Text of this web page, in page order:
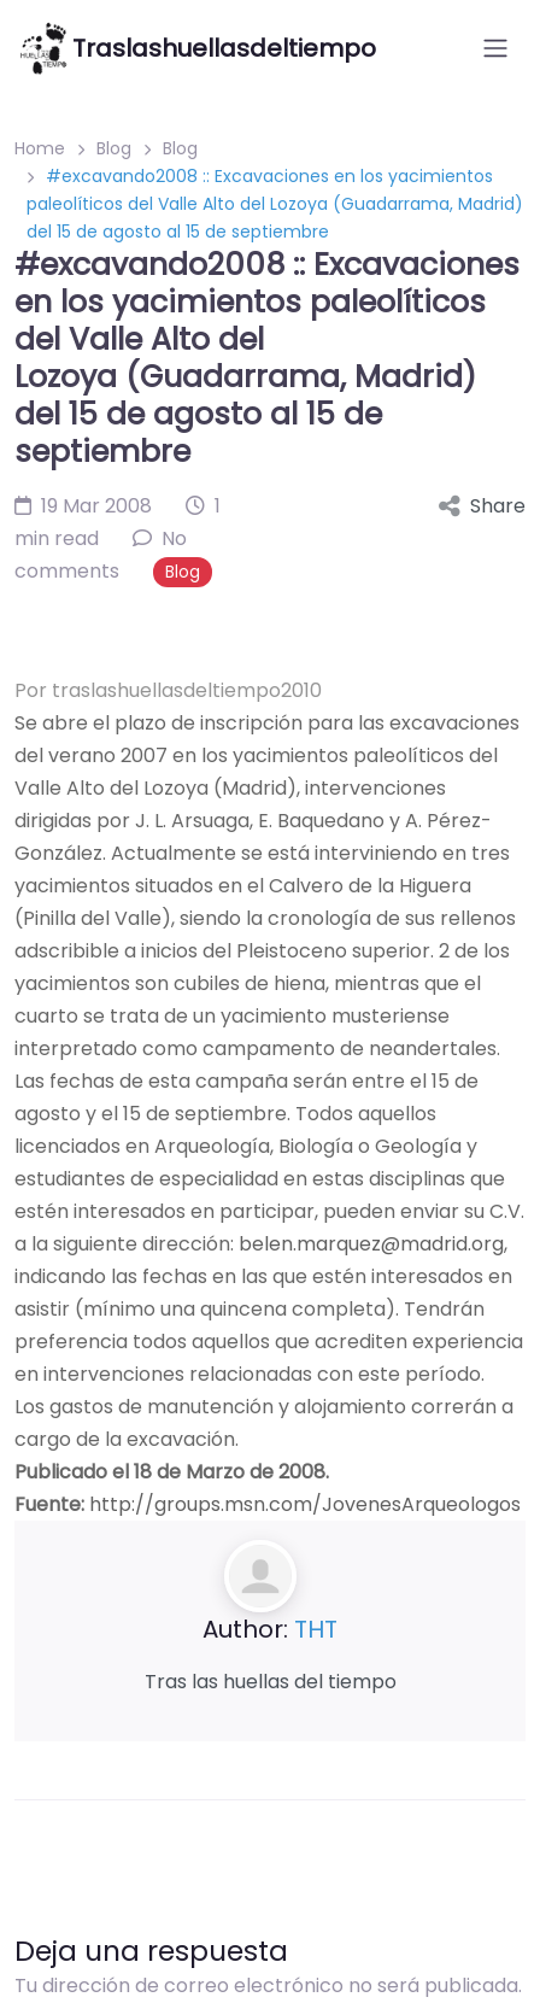
Traslashuellasdeltiempo
Home Blog
Blog
#excavando2008 :: Excavaciones en los yacimientos
paleolíticos del Valle Alto del Lozoya (Guadarrama, Madrid)
del 15 de agosto al 15 de septiembre
#excavando2008 :: Excavaciones
en los yacimientos paleolíticos
del Valle Alto del
Lozoya (Guadarrama, Madrid)
del 15 de agosto al 15 de
septiembre
19 Mar 2008
1
min read
No
comments
Blog
Share
Por traslashuellasdeltiempo2010
Se abre el plazo de inscripción para las excavaciones
del verano 2007 en los yacimientos paleolíticos del
Valle Alto del Lozoya (Madrid), intervenciones
dirigidas por J. L. Arsuaga, E. Baquedano y A. Pérez-
González. Actualmente se está interviniendo en tres
yacimientos situados en el Calvero de la Higuera
(Pinilla del Valle), siendo la cronología de sus rellenos
adscribible a inicios del Pleistoceno superior. 2 de los
yacimientos son cubiles de hiena, mientras que el
cuarto se trata de un yacimiento musteriense
interpretado como campamento de neandertales.
Las fechas de esta campaña serán entre el 15 de
agosto y el 15 de septiembre. Todos aquellos
licenciados en Arqueología, Biología o Geología y
estudiantes de especialidad en estas disciplinas que
estén interesados en participar, pueden enviar su C.V.
a la siguiente dirección: belen.marquez@madrid.org,
indicando las fechas en las que estén interesados en
asistir (mínimo una quincena completa). Tendrán
preferencia todos aquellos que acrediten experiencia
en intervenciones relacionadas con este período.
Los gastos de manutención y alojamiento correrán a
cargo de la excavación.
Publicado el 18 de Marzo de 2008.
Fuente: http://groups.msn.com/JovenesArqueologos
Author: THT
Tras las huellas del tiempo
Deja una respuesta
Tu dirección de correo electrónico no será publicada.